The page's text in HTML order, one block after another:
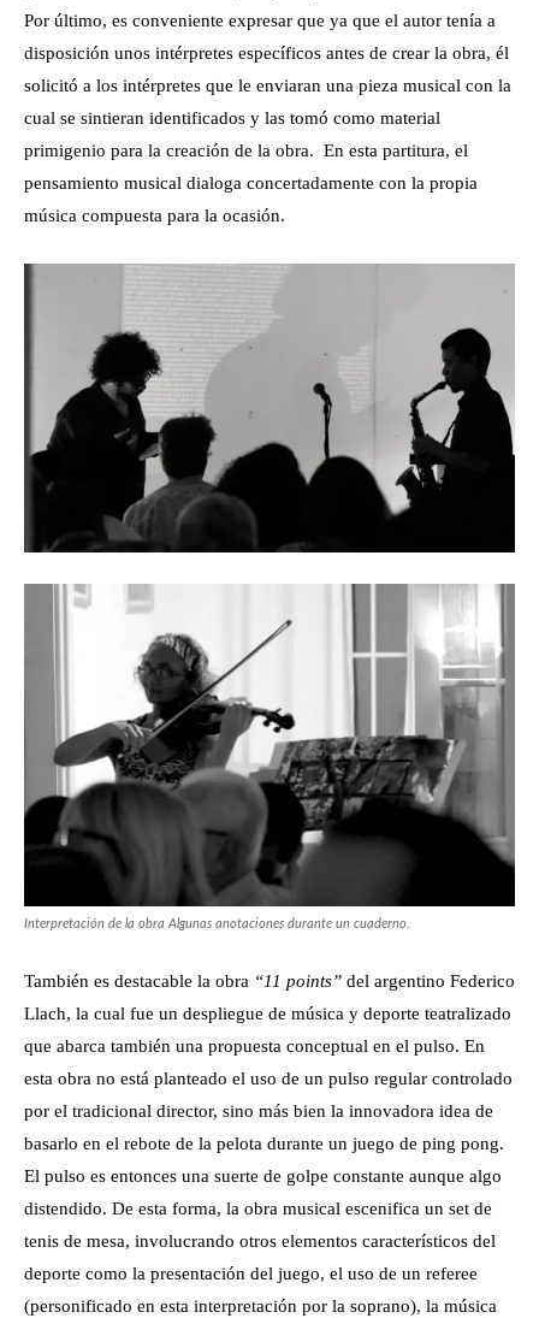
Por último, es conveniente expresar que ya que el autor tenía a
disposición unos intérpretes específicos antes de crear la obra, él
solicitó a los intérpretes que le enviaran una pieza musical con la
cual se sintieran identificados y las tomó como material
primigenio para la creación de la obra. En esta partitura, el
pensamiento musical dialoga concertadamente con la propia
música compuesta para la ocasión.
Interpretación de la obra Algunas anotaciones durante un cuaderno.
También es destacable la obra “11 points” del argentino Federico
Llach, la cual fue un despliegue de música y deporte teatralizado
que abarca también una propuesta conceptual en el pulso. En
esta obra no está planteado el uso de un pulso regular controlado
por el tradicional director, sino más bien la innovadora idea de
basarlo en el rebote de la pelota durante un juego de ping pong.
El pulso es entonces una suerte de golpe constante aunque algo
distendido. De esta forma, la obra musical escenifica un set de
tenis de mesa, involucrando otros elementos característicos del
deporte como la presentación del juego, el uso de un referee
(personificado en esta interpretación por la soprano), la música